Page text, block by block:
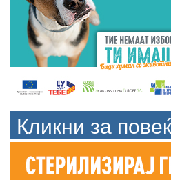
Кликни за